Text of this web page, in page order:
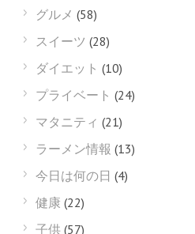
グルメ (58)
スイーツ (28)
ダイエット (10)
プライベート (24)
マタニティ (21)
ラーメン情報 (13)
今日は何の日 (4)
健康 (22)
子供 (57)